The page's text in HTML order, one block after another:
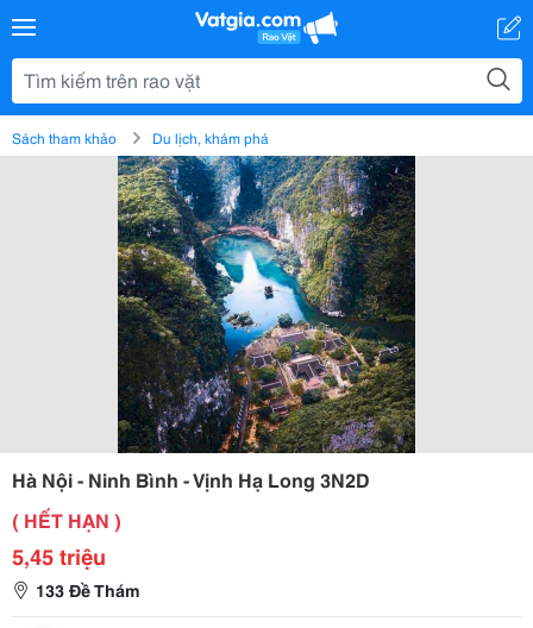
Sách tham khảo Du lịch, khám phá
Hà Nội - Ninh Bình - Vịnh Hạ Long 3N2D
( HẾT HẠN )
5,45 triệu
133 Đề Thám